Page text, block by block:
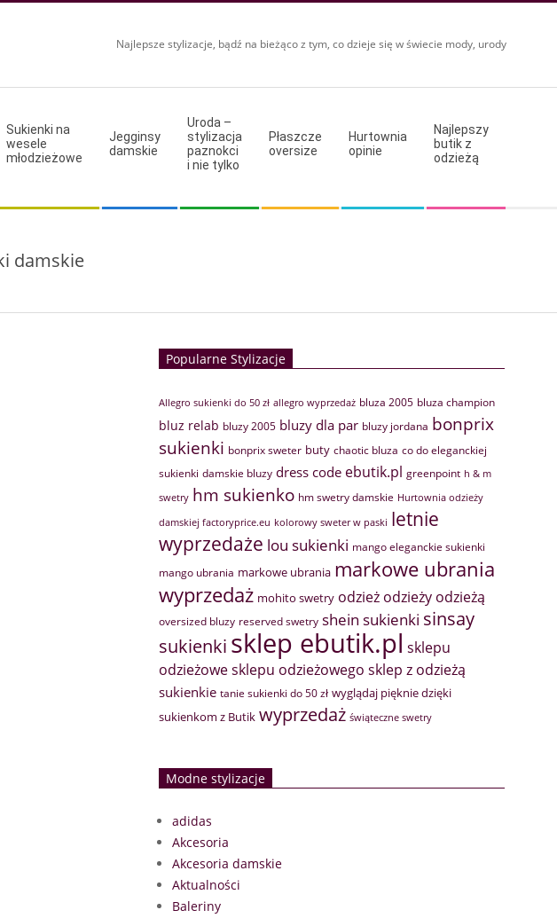
Najlepsze stylizacje, bądź na bieżąco z tym, co dzieje się w świecie mody, urody
Sukienki na
wesele
młodzieżowe
Jegginsy
damskie
Uroda –
stylizacja
paznokci
i nie tylko
Płaszcze
oversize
Hurtownia
opinie
Najlepszy
butik z
odzieżą
damskie
Popularne Stylizacje
Allegro sukienki do 50 zł allegro wyprzedaż bluza 2005 bluza champion
bluz relab bluzy 2005 bluzy dla par bluzy jordana bonprix
sukienki bonprix sweter buty chaotic bluza co do eleganckiej
sukienki damskie bluzy dress code ebutik.pl greenpoint h & m
swetry hm sukienko hm swetry damskie Hurtownia odzieży
damskiej factoryprice.eu kolorowy sweter w paski letnie
wyprzedaże lou sukienki mango eleganckie sukienki
mango ubrania markowe ubrania markowe ubrania
wyprzedaż mohito swetry odzież odzieży odzieżą
oversized bluzy reserved swetry shein sukienki sinsay
sukienki sklep ebutik.pl sklepu
odzieżowesklepu odzieżowego sklep z odzieżą
sukienkie tanie sukienki do 50 zł wyglądaj pięknie dzięki
sukienkom z Butik wyprzedaż świąteczne swetry
Modne stylizacje
adidas
Akcesoria
Akcesoria damskie
Aktualności
Baleriny